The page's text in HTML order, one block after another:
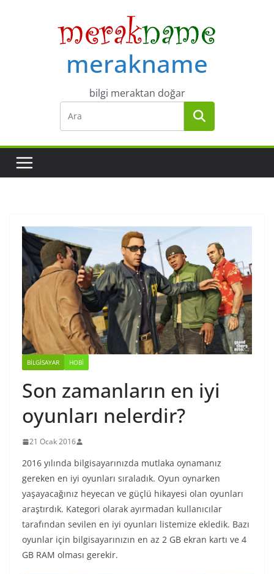
merakname
bilgi meraktan doğar
BILGISAYAR HOBI
Son zamanların en iyi
oyunları nelerdir?
21 Ocak 2016
2016 yılında bilgisayarınızda mutlaka oynamanız
gereken en iyi oyunları sıraladık. Oyun oynarken
yaşayacağınız heyecan ve güçlü hikayesi olan oyunları
araştırdık. Kategori olarak ayırmadan kullanıcılar
tarafından sevilen en iyi oyunları listemize ekledik. Bazı
oyunlar için bilgisayarınızın en az 2 GB ekran kartı ve 4
GB RAM olması gerekir.